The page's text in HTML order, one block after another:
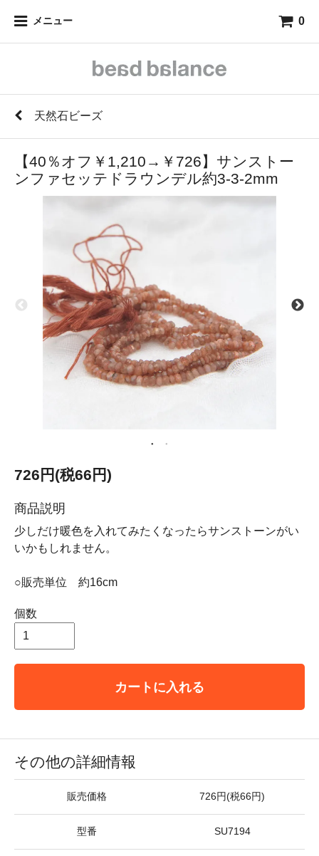
メニュー 0
天然石ビーズ
【40％オフ￥1,210→￥726】サンストー
ンファセッテドラウンデル約3-3-2mm
726円(税66円)
商品説明
少しだけ暖色を入れてみたくなったらサンストーンがい
いかもしれません。
○販売単位 約16cm
個数
カートに入れる
その他の詳細情報
販売価格 726円(税66円)
型番 SU7194